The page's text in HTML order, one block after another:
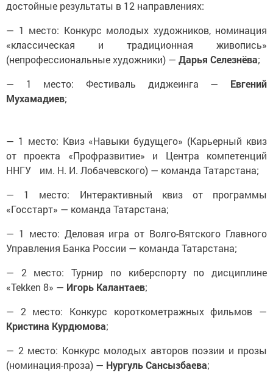
достойные результаты в 12 направлениях:
— 1 место: Конкурс молодых художников, номинация
«классическая и традиционная живопись»
(непрофессиональные художники) — Дарья Селезнёва;
— 1 место: Фестиваль диджеинга — Евгений
Мухамадиев;
— 1 место: Квиз «Навыки будущего» (Карьерный квиз
от проекта «Профразвитие» и Центра компетенций
ННГУ им. Н. И. Лобачевского) — команда Татарстана;
— 1 место: Интерактивный квиз от программы
«Госстарт» — команда Татарстана;
— 1 место: Деловая игра от Волго-Вятского Главного
Управления Банка России — команда Татарстана;
— 2 место: Турнир по киберспорту по дисциплине
«Tekken 8» — Игорь Калантаев;
— 2 место: Конкурс короткометражных фильмов —
Кристина Курдюмова;
— 2 место: Конкурс молодых авторов поэзии и прозы
(номинация-проза) — Нургуль Сансызбаева;